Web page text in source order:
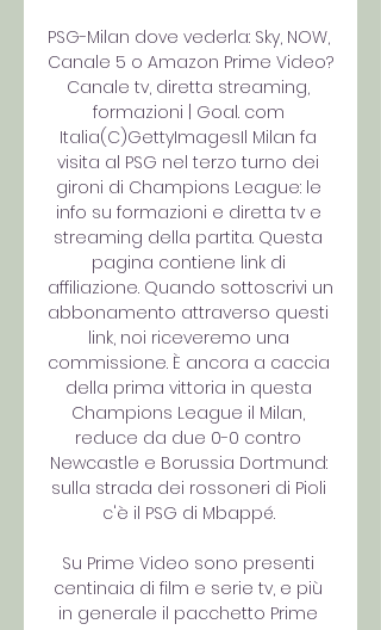
PSG-Milan dove vederla: Sky, NOW,
Canale 5 o Amazon Prime Video?
Canale tv, diretta streaming,
formazioni | Goal. com
Italia(C)GettyImagesIl Milan fa
visita al PSG nel terzo turno dei
gironi di Champions League: le
info su formazioni e diretta tv e
streaming della partita. Questa
pagina contiene link di
affiliazione. Quando sottoscrivi un
abbonamento attraverso questi
link, noi riceveremo una
commissione. È ancora a caccia
della prima vittoria in questa
Champions League il Milan,
reduce da due 0-0 contro
Newcastle e Borussia Dortmund:
sulla strada dei rossoneri di Pioli
c'è il PSG di Mbappé.
Su Prime Video sono presenti
centinaia di film e serie tv, e più
in generale il pacchetto Prime